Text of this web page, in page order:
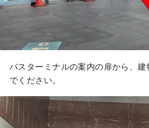
バスターミナルの案内の扉から、
でください。